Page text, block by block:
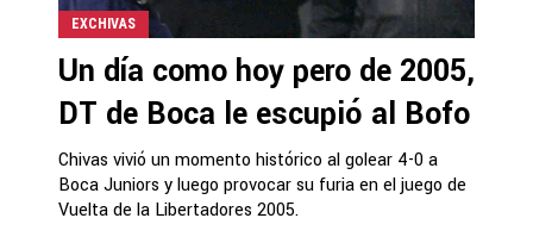
EXCHIVAS
Un día como hoy pero de 2005,
DT de Boca le escupió al Bofo
Chivas vivió un momento histórico al golear 4-0 a
Boca Juniors y luego provocar su furia en el juego de
Vuelta de la Libertadores 2005.